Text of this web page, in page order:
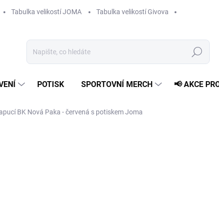
Tabulka velikostí JOMA Tabulka velikostí Givova
Hledat
POTISK SPORTOVNÍ MERCH 📢 AKCE
BK Nová Paka - červená s potiskem Joma